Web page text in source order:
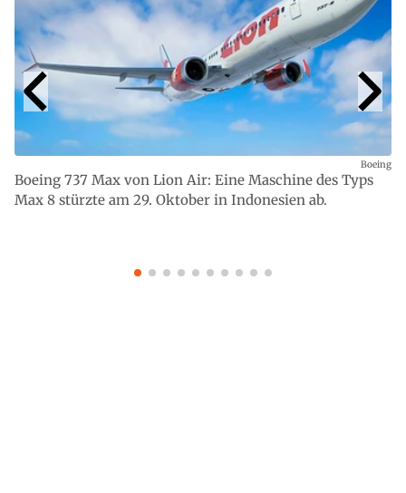
Boeing 737 Max von Lion Air: Eine Maschine des Typs
Max 8 stürzte am 29. Oktober in Indonesien ab.
Boeing